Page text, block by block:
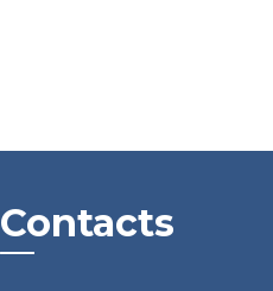
Contacts